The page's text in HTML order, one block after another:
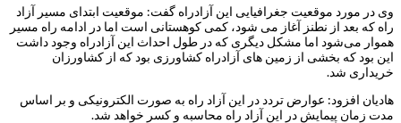
وی در مورد موقعیت جغرافیایی این آزادراه گفت: موقعیت ابتدای مسیر آزاد
راه که بعد از نطنز آغاز می شود‌، کمی کوهستانی است اما در ادامه راه مسیر
هموار می‌شود اما مشکل دیگری که در طول احداث این آزادراه وجود داشت
این بود که بخشی از زمین های آزادراه کشاورزی بود که از کشاورزان
خریداری شد.
هادیان افزود: عوارض تردد در این آزاد راه به صورت الکترونیکی و بر اساس
مدت زمان پیمایش در این آزاد راه محاسبه و کسر خواهد شد.